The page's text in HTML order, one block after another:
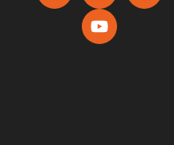
n
k
u
t